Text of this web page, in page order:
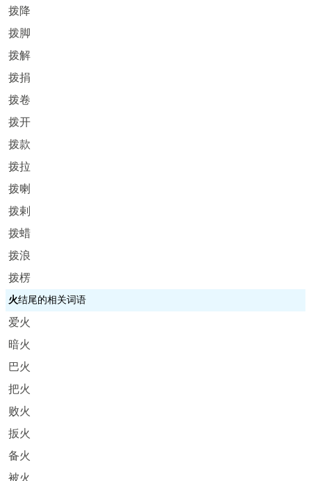
拨降
拨脚
拨解
拨捐
拨卷
拨开
拨款
拨拉
拨喇
拨剌
拨蜡
拨浪
拨楞
火结尾的相关词语
爱火
暗火
巴火
把火
败火
扳火
备火
被火